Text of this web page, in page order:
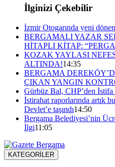
İlginizi Çekebilir
İzmir Otogarında yeni
BERGAMALI YAZAR
HİTAPLI KİTAP:
KOZAK YAYLASI
ALTINDA!14:35
BERGAMA
ÇIKAN YANGIN
Gürbüz Bal, CHP’den İstifa
İstirahat raporlarında artık
Devlet’e taşındı14:50
Bergama Belediyesi’nin
İlgi11:05
KATEGORİLER